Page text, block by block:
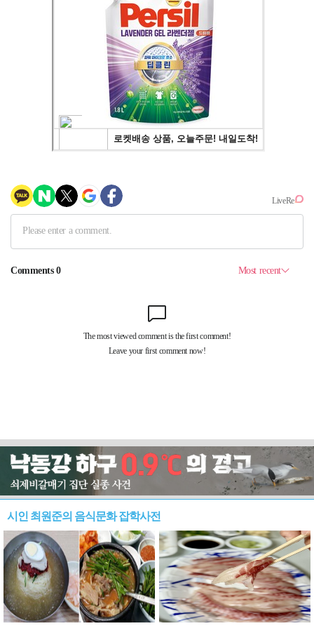
시인 최원준의 음식문화 잡학사전